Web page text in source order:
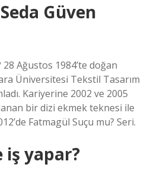
Güven
28 Ağustos 1984’te doğan
Üniversitesi Tekstil Tasarım
Kariyerine 2002 ve 2005
bir dizi ekmek teknesi ile
Fatmagül Suçu mu? Seri.
iş yapar?